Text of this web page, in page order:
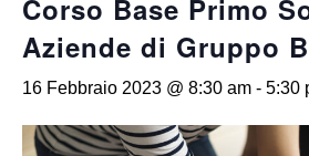
Corso Base Primo
Aziende di Gruppo
16 Febbraio 2023 @ 8:30 am - 5:30